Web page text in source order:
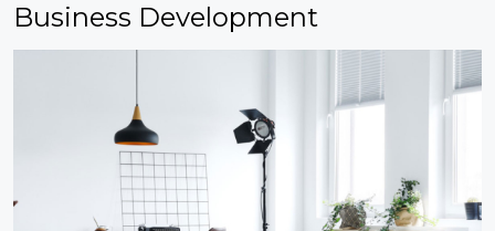
Business Development